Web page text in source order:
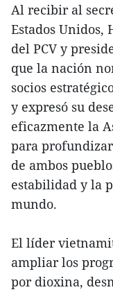
Al recibir al
Estados Unidos,
del PCV y
que la nación
socios
y expresó su
eficazmente la
para
de ambos
estabilidad y la
mundo.
El líder
ampliar los
por dioxina,